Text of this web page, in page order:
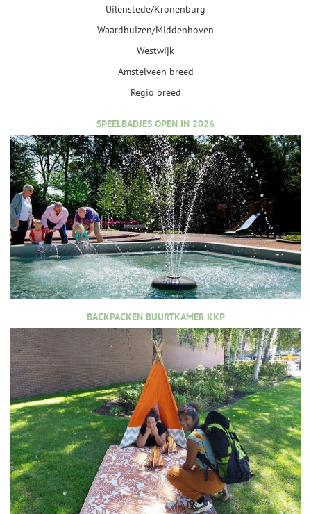
Uilenstede/Kronenburg
Waardhuizen/Middenhoven
Westwijk
Amstelveen breed
Regio breed
SPEELBADJES OPEN IN 2026
BACKPACKEN BUURTKAMER KKP